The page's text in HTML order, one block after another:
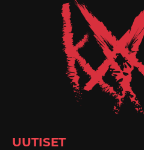
UUTISET